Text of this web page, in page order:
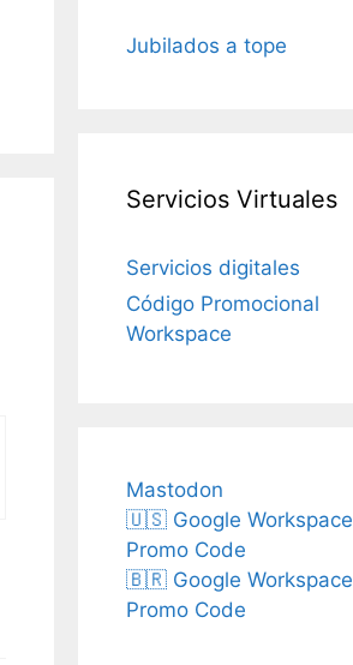
Jubilados a tope
Servicios Virtuales
Servicios digitales
Código Promocional
Workspace
Mastodon
🇺🇸 Google Workspace
Promo Code
🇧🇷 Google Workspace
Promo Code